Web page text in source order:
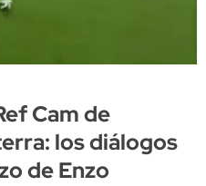
Cam de
los diálogos
de Enzo